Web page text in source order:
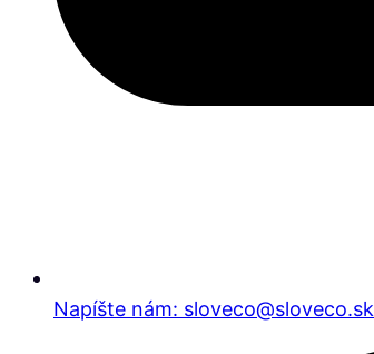
Napíšte nám: sloveco@sloveco.sk